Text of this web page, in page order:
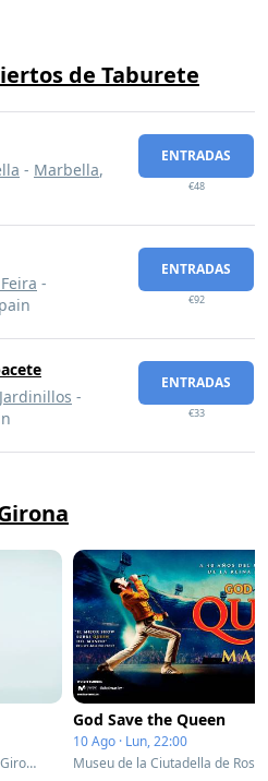
de Taburete
- Marbella,
ENTRADAS
€48
-
ENTRADAS
€92
-
ENTRADAS
€33
Museu de la Ciutadella de Roses - Girona, Spain
God Save the Queen
10 Ago · Lun, 22:00